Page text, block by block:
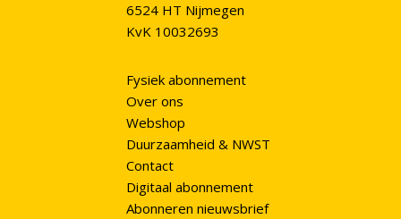
6524 HT Nijmegen
KvK 10032693
Fysiek abonnement
Over ons
Webshop
Duurzaamheid & NWST
Contact
Digitaal abonnement
Abonneren nieuwsbrief